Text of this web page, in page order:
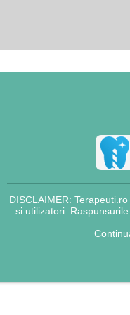
bani.
DISCLAIMER:
si utilizatori.